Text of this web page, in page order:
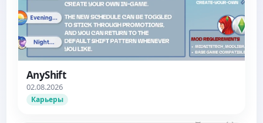
AnyShift
02.08.2026
Карьеры